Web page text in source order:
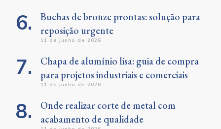
Buchas de bronze prontas: solução para
reposição urgente
11 de junho de 2026
Chapa de alumínio lisa: guia de compra
para projetos industriais e comerciais
11 de junho de 2026
Onde realizar corte de metal com
acabamento de qualidade